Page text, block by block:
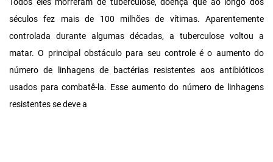
séculos fez mais de 100 milhões de vítimas. Aparentemente
controlada durante algumas décadas, a tuberculose voltou a
matar. O principal obstáculo para seu controle é o aumento do
número de linhagens de bactérias resistentes aos antibióticos
usados para combatê-la. Esse aumento do número de linhagens
resistentes se deve a